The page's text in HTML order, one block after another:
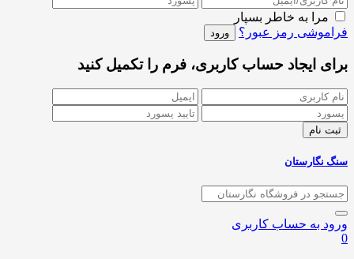
مرا به خاطر بسپار
فراموشی رمز عبور؟
برای ایجاد حساب کاربری، فرم را تکمیل کنید
سنگ نگارستان
ورود به حساب کاربری
0